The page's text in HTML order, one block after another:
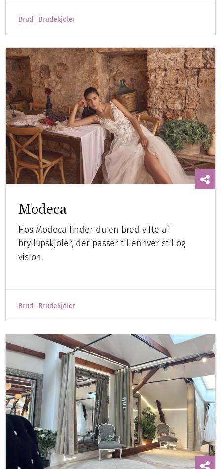
Brud Brudekjoler
Modeca
Hos Modeca finder du en bred vifte af
bryllupskjoler, der passer til enhver stil og
vision.
Brud Brudekjoler